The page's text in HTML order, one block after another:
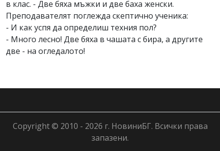
в клас. - Две бяха мъжки и две баха женски.
Преподавателят поглежда скептично ученика:
- И как успя да определиш техния пол?
- Много лесно! Две бяха в чашата с бира, а другите
две - на огледалото!
Copyright © 2010 - 2026 г. НовиниБГ. Всички права
запазени.